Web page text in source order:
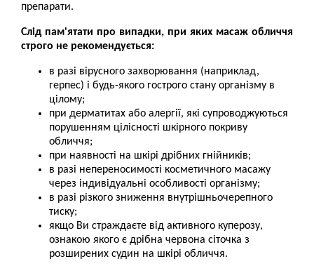
препарати.
Слід пам'ятати про випадки, при яких масаж обличчя
строго не рекомендується:
в разі вірусного захворювання (наприклад,
герпес) і будь-якого гострого стану організму в
цілому;
при дерматитах або алергії, які супроводжуються
порушенням цілісності шкірного покриву
обличчя;
при наявності на шкірі дрібних гнійників;
в разі непереносимості косметичного масажу
через індивідуальні особливості організму;
в разі різкого зниження внутрішньочерепного
тиску;
якщо Ви страждаєте від активного куперозу,
ознакою якого є дрібна червона сіточка з
розширених судин на шкірі обличчя.